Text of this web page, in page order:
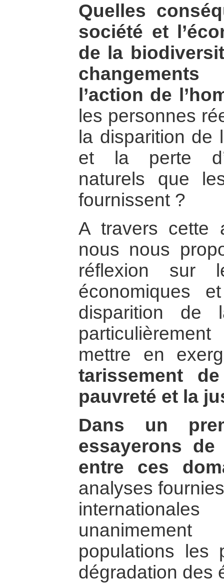
Quelles
société et
de la
l’action de
les personnes
la disparition de
et la perte
naturels que
fournissent ?
A travers cette
nous nous
réflexion sur
économiques
disparition de
mettre en
tarissement
pauvreté et la
Dans un
essayerons
entre ces
analyses
populations les
dégradation des